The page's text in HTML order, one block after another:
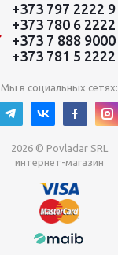
+373 797 2222 9
+373 780 6 2222
+373 7 888 9000
+373 781 5 2222
Мы в социальных сетях:
2026 © Povladar SRL
интернет-магазин